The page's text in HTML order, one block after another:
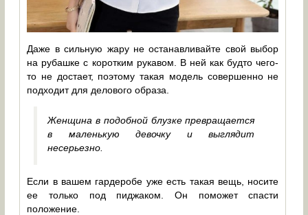
Даже в сильную жару не останавливайте свой выбор
на рубашке с коротким рукавом. В ней как будто чего-
то не достает, поэтому такая модель совершенно не
подходит для делового образа.
Женщина в подобной блузке превращается
в маленькую девочку и выглядит
несерьезно.
Если в вашем гардеробе уже есть такая вещь, носите
ее только под пиджаком. Он поможет спасти
положение.